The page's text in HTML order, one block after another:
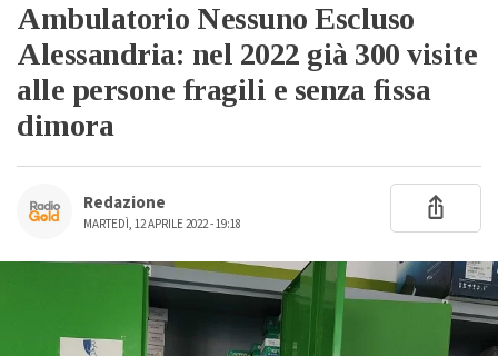
Ambulatorio Nessuno Escluso
Alessandria: nel 2022 già 300 visite
alle persone fragili e senza fissa
dimora
Redazione
MARTEDÌ, 12 APRILE 2022 - 19:18